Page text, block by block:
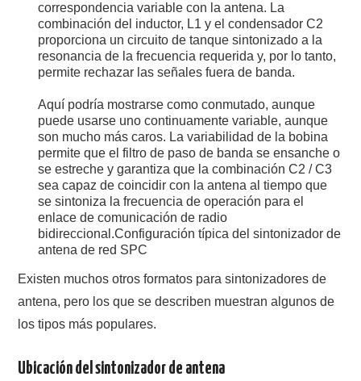
correspondencia variable con la antena. La
combinación del inductor, L1 y el condensador C2
proporciona un circuito de tanque sintonizado a la
resonancia de la frecuencia requerida y, por lo tanto,
permite rechazar las señales fuera de banda.
Aquí podría mostrarse como conmutado, aunque
puede usarse uno continuamente variable, aunque
son mucho más caros. La variabilidad de la bobina
permite que el filtro de paso de banda se ensanche o
se estreche y garantiza que la combinación C2 / C3
sea capaz de coincidir con la antena al tiempo que
se sintoniza la frecuencia de operación para el
enlace de comunicación de radio
bidireccional.Configuración típica del sintonizador de
antena de red SPC
Existen muchos otros formatos para sintonizadores de
antena, pero los que se describen muestran algunos de
los tipos más populares.
Ubicación del sintonizador de antena